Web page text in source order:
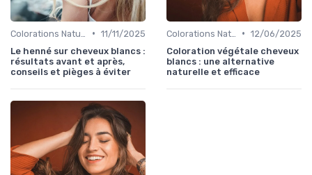
• 11/11/2025
Le henné sur cheveux blancs :
résultats avant et après,
conseils et pièges à éviter
• 12/06/2025
Coloration végétale cheveux
blancs : une alternative
naturelle et efficace